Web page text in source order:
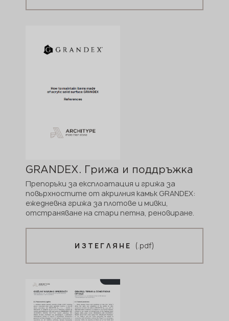
GRANDEX. Грижа и поддръжка
Препоръки за експлоатация и грижа за
повърхностите от акрилния камък GRANDEX:
ежедневна грижа за плотове и мивки,
отстраняване на стари петна, реновиране.
ИЗТЕГЛЯНЕ (.pdf)